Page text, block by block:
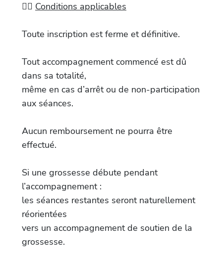
✍🏻 Conditions applicables
Toute inscription est ferme et définitive.
Tout accompagnement commencé est dû
dans sa totalité,
même en cas d’arrêt ou de non-participation
aux séances.
Aucun remboursement ne pourra être
effectué.
Si une grossesse débute pendant
l’accompagnement :
les séances restantes seront naturellement
réorientées
vers un accompagnement de soutien de la
grossesse.